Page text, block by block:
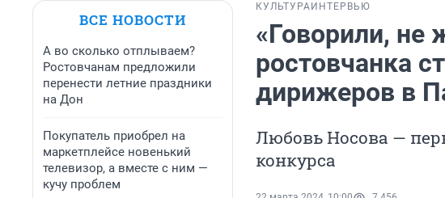
ВСЕ НОВОСТИ
А во сколько отплываем?
Ростовчанам предложили
перенести летние праздники
на Дон
Покупатель приобрел на
маркетплейсе новенький
телевизор, а вместе с ним —
кучу проблем
КУЛЬТУРА ИНТЕРВЬЮ
«Говорили, не
ростовчанка
дирижеров в
Любовь Носова —
конкурса